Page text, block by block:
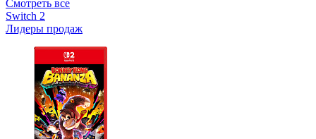
Смотреть все
Switch 2
Лидеры продаж